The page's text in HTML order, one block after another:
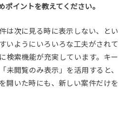
ポイントを教えてください。
は次に見る時に表示しない、とい
いようにいろいろな工夫がされて
検索機能が充実しています。キー
未閲覧のみ表示」を活用すると、
開いた時にも、新しい案件だけを